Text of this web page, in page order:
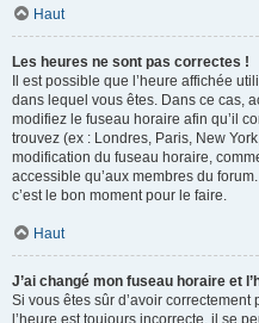
Haut
Les heures ne sont pas correctes !
Il est possible que l’heure affichée
dans lequel vous êtes. Dans ce cas,
modifiez le fuseau horaire afin qu’il
trouvez (ex : Londres, Paris, New
modification du fuseau horaire,
accessible qu’aux membres du
c’est le bon moment pour le faire.
Haut
J’ai changé mon fuseau horaire et
Si vous êtes sûr d’avoir
l’heure est toujours incorrecte, il se